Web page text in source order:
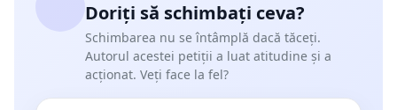
Doriți să schimbați ceva?
Schimbarea nu se întâmplă dacă tăceți.
Autorul acestei petiții a luat atitudine și a
acționat. Veți face la fel?